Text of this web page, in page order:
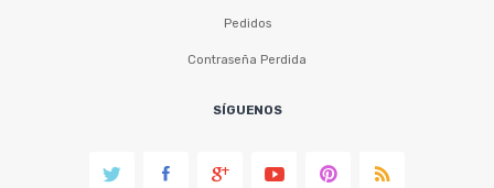
Pedidos
Contraseña Perdida
SÍGUENOS